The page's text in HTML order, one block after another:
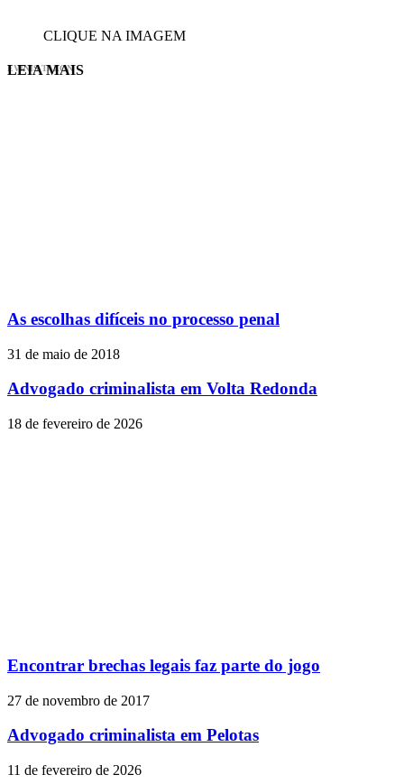
CLIQUE NA IMAGEM
EVINIS TALON
LEIA MAIS
As escolhas difíceis no processo penal
31 de maio de 2018
Advogado criminalista em Volta Redonda
18 de fevereiro de 2026
Encontrar brechas legais faz parte do jogo
27 de novembro de 2017
Advogado criminalista em Pelotas
11 de fevereiro de 2026